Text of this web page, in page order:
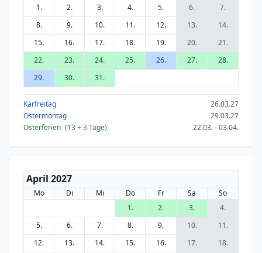
1.
2. 3. 4. 5. 6.
7.
8.
9. 10. 11. 12. 13.
14.
15.
16. 17. 18. 19. 20.
21.
22.
23. 24. 25. 26. 27.
28.
29.
30. 31.
Karfreitag
26.03.27
Ostermontag
29.03.27
Osterferien (13+ 3 Tage) 22.03. - 03.04.
April 2027
Mo Di Mi Do Fr Sa
So
1.
2. 3.
4.
5.
6. 7. 8. 9. 10.
11.
12.
13. 14. 15. 16. 17. 18.